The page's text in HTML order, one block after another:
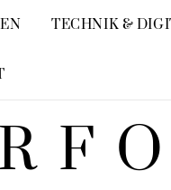
TECHNIK &